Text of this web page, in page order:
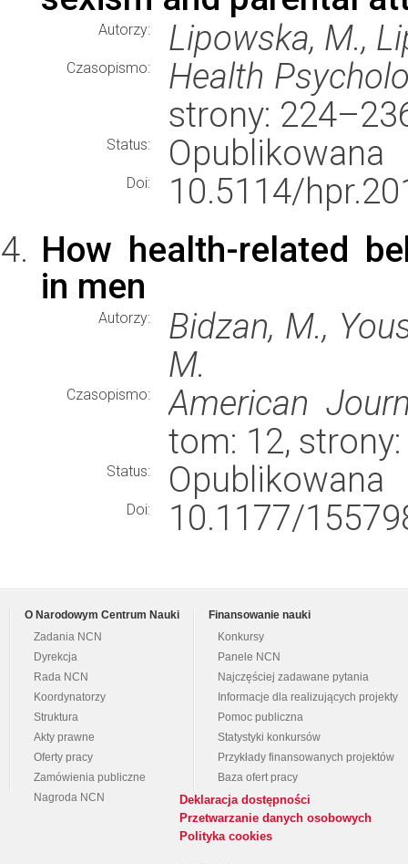
Autorzy: Lipowska, M.,
Czasopismo:
Health
strony:
Status: Opublikowana
Doi:
10.5114/
How health-related
in men
Autorzy:
Bidzan, M.,
M.
Czasopismo:
American
tom: 12,
Status: Opublikowana
Doi: 10.1177/
O Narodowym Centrum Nauki
Zadania NCN
Dyrekcja
Rada NCN
Koordynatorzy
Struktura
Akty prawne
Oferty pracy
Zamówienia publiczne
Nagroda NCN
Finansowanie nauki
Konkursy
Panele NCN
Najczęściej zadawane pytania
Informacje dla realizujących projekty
Pomoc publiczna
Statystyki konkursów
Przykłady finansowanych projektów
Baza ofert pracy
Deklaracja dostępności
Przetwarzanie danych osobowych
Polityka cookies